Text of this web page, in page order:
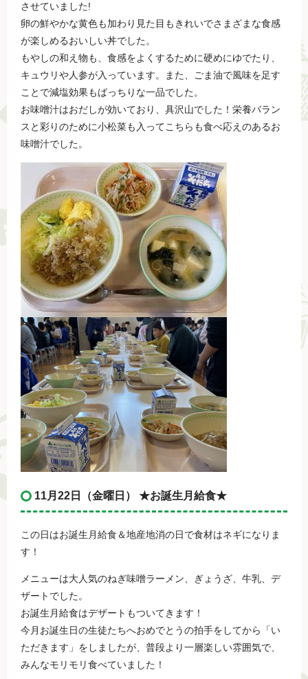
させていました!
卵の鮮やかな黄色も加わり見た目もきれいでさまざまな食感
が楽しめるおいしい丼でした。
もやしの和え物も、食感をよくするために硬めにゆでたり、
キュウリや人参が入っています。また、ごま油で風味を足す
ことで減塩効果もばっちりな一品でした。
お味噌汁はおだしが効いており、具沢山でした！栄養バラン
スと彩りのために小松菜も入ってこちらも食べ応えのあるお
味噌汁でした。
11月22日（金曜日） ★お誕生月給食★
この日はお誕生月給食＆地産地消の日で食材はネギになりま
す！
メニューは大人気のねぎ味噌ラーメン、ぎょうざ、牛乳、デ
ザートでした。
お誕生月給食はデザートもついてきます！
今月お誕生日の生徒たちへおめでとうの拍手をしてから「い
ただきます」をしましたが、普段より一層楽しい雰囲気で、
みんなモリモリ食べていました！